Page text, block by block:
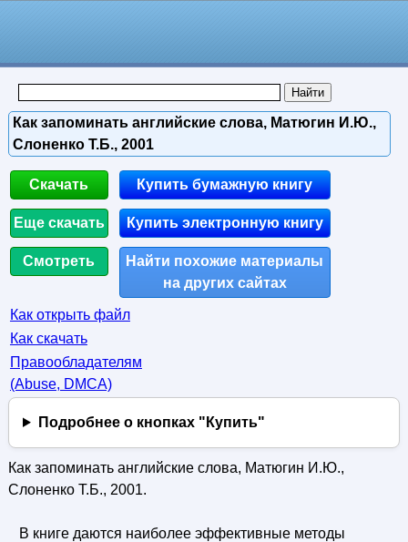
Как запоминать английские слова, Матюгин И.Ю.,
Слоненко Т.Б., 2001
Скачать
Еще скачать
Смотреть
Купить бумажную книгу
Купить электронную книгу
Найти похожие материалы
на других сайтах
Как открыть файл
Как скачать
Правообладателям
(Abuse, DMСA)
Подробнее о кнопках "Купить"
Как запоминать английские слова, Матюгин И.Ю.,
Слоненко Т.Б., 2001.
В книге даются наиболее эффективные методы